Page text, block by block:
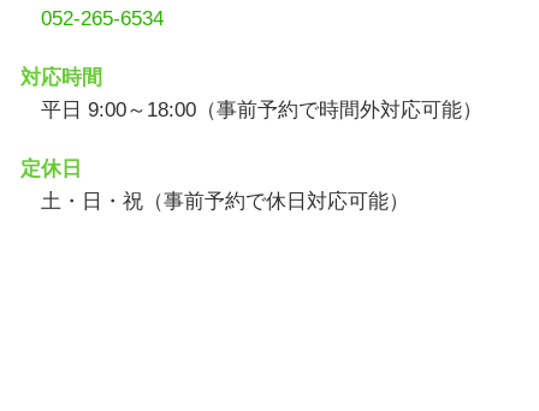
052-265-6534
対応時間
平日 9:00～18:00（事前予約で時間外対応可能）
定休日
土・日・祝（事前予約で休日対応可能）